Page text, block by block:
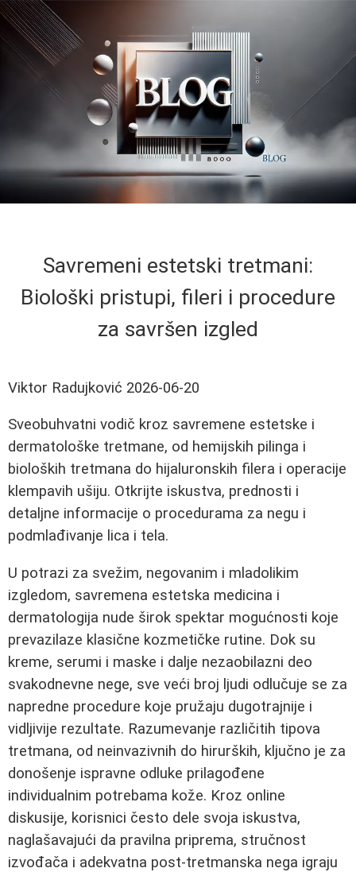
Savremeni estetski tretmani:
Biološki pristupi, fileri i procedure
za savršen izgled
Viktor Radujković 2026-06-20
Sveobuhvatni vodič kroz savremene estetske i
dermatološke tretmane, od hemijskih pilinga i
bioloških tretmana do hijaluronskih filera i operacije
klempavih ušiju. Otkrijte iskustva, prednosti i
detaljne informacije o procedurama za negu i
podmlađivanje lica i tela.
U potrazi za svežim, negovanim i mladolikim
izgledom, savremena estetska medicina i
dermatologija nude širok spektar mogućnosti koje
prevazilaze klasične kozmetičke rutine. Dok su
kreme, serumi i maske i dalje nezaobilazni deo
svakodnevne nege, sve veći broj ljudi odlučuje se za
napredne procedure koje pružaju dugotrajnije i
vidljivije rezultate. Razumevanje različitih tipova
tretmana, od neinvazivnih do hirurških, ključno je za
donošenje ispravne odluke prilagođene
individualnim potrebama kože. Kroz online
diskusije, korisnici često dele svoja iskustva,
naglašavajući da pravilna priprema, stručnost
izvođača i adekvatna post-tretmanska nega igraju